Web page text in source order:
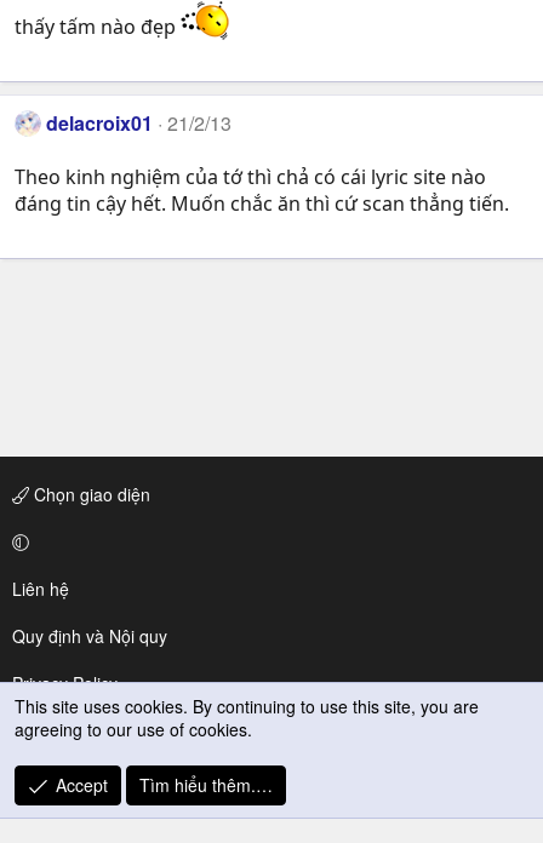
thấy tấm nào đẹp
delacroix01 21/2/13
Theo kinh nghiệm của tớ thì chả có cái lyric site nào
đáng tin cậy hết. Muốn chắc ăn thì cứ scan thẳng tiến.
Chọn giao diện
Liên hệ
Quy định và Nội quy
Privacy Policy
Trợ giúp
R
S
This site uses cookies. By continuing to use this site, you are
agreeing to our use of cookies.
Accept Tìm hiểu thêm.…